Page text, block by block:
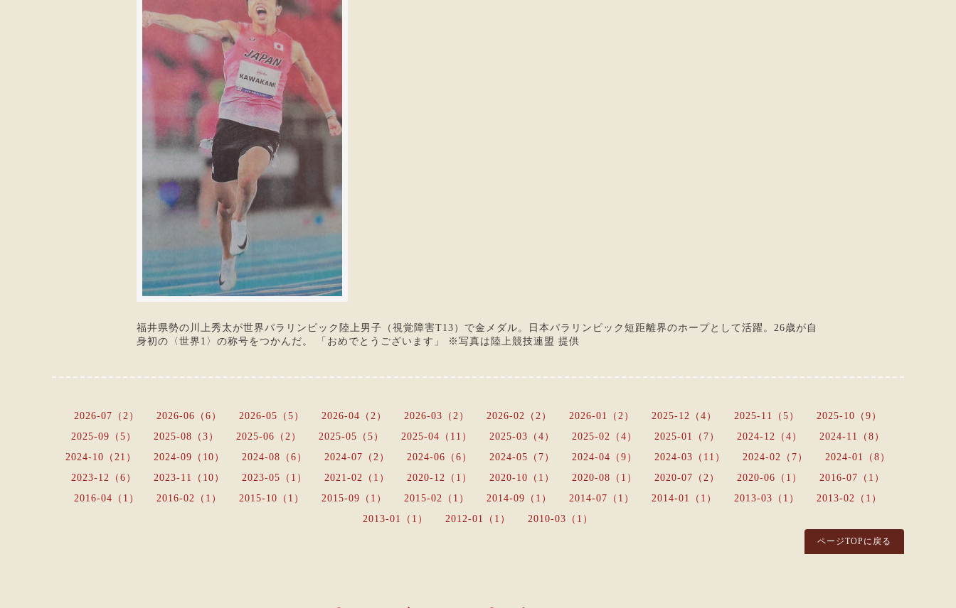
福井県勢の川上秀太が世界パラリンピック陸上男子（視覚障害T13）で金メダル。日本パラリンピック短距離界のホープとして活躍。26歳が自
身初の〈世界1〉の称号をつかんだ。 「おめでとうございます」 ※写真は陸上競技連盟 提供
2026-07（2） 2026-06（6） 2026-05（5） 2026-04（2） 2026-03（2） 2026-02（2） 2026-01（2） 2025-12（4） 2025-11（5）
2025-10（9）
2025-09（5）
2025-08（3） 2025-06（2） 2025-05（5） 2025-04（11） 2025-03（4） 2025-02（4） 2025-01（7） 2024-12（4）
2024-11（8）
2024-10（21）
2024-09（10） 2024-08（6） 2024-07（2） 2024-06（6） 2024-05（7） 2024-04（9） 2024-03（11） 2024-02（7）
2024-01（8）
2023-12（6）
2023-11（10） 2023-05（1） 2021-02（1） 2020-12（1） 2020-10（1） 2020-08（1） 2020-07（2） 2020-06（1）
2016-07（1）
2016-04（1）
2016-02（1） 2015-10（1） 2015-09（1） 2015-02（1） 2014-09（1） 2014-07（1） 2014-01（1） 2013-03（1）
2013-02（1）
2013-01（1）
2012-01（1） 2010-03（1）
ページTOPに戻る